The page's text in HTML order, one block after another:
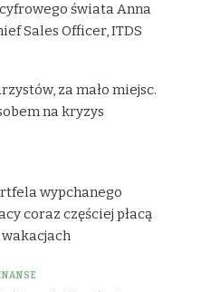
świata Anna
Sales Officer, ITDS
za mało miejsc.
na kryzys
wypchanego
coraz częściej płacą